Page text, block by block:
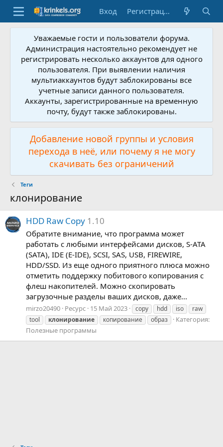
Вход Регистрация
Уважаемые гости и пользователи форума.
Администрация настоятельно рекомендует не
регистрировать несколько аккаунтов для одного
пользователя. При выявлении наличия
мультиаккаунтов будут заблокированы все
учетные записи данного пользователя.
Аккаунты, зарегистрированные на временную
почту, будут также заблокированы.
Добавление новой группы и условия
перехода в неё, или почему я не могу
скачивать без ограничений
Теги
клонирование
HDD Raw Copy 1.10
Обратите внимание, что программа может
работать с любыми интерфейсами дисков, S-ATA
(SATA), IDE (E-IDE), SCSI, SAS, USB, FIREWIRE,
HDD/SSD. Из еще одного приятного плюса можно
отметить поддержку побитового копирования с
флеш накопителей. Можно скопировать
загрузочные разделы ваших дисков, даже...
mirzo20490 Ресурс 15 Май 2023 copy hdd iso
raw
tool
клонирование копирование образ
Категория:
Полезные программы